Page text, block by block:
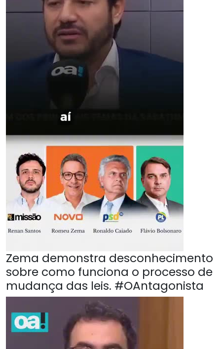
Zema demonstra desconhecimento
sobre como funciona o processo de
mudança das leis. #OAntagonista